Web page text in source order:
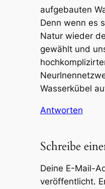
aufgebauten
Denn wenn es
Natur wieder
gewählt und
Wasserkübel
Antworten
Schreibe
Deine E-Mail-
veröffentlicht.